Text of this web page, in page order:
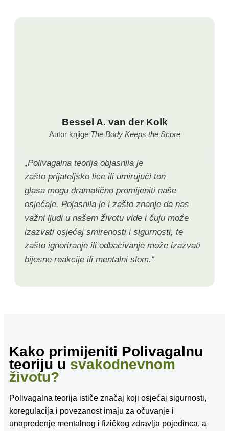
Bessel A. van der Kolk
Autor knjige The Body Keeps the Score
„Polivagalna teorija objasnila je
zašto prijateljsko lice ili umirujući ton
glasa mogu dramatično promijeniti naše
osjećaje. Pojasnila je i zašto znanje da nas
važni ljudi u našem životu vide i čuju može
izazvati osjećaj smirenosti i sigurnosti, te
zašto ignoriranje ili odbacivanje može izazvati
bijesne reakcije ili mentalni slom.“
Kako primijeniti Polivagalnu
teoriju u svakodnevnom
životu?
Polivagalna teorija ističe značaj koji osjećaj sigurnosti,
koregulacija i povezanost imaju za očuvanje i
unapređenje mentalnog i fizičkog zdravlja pojedinca, a